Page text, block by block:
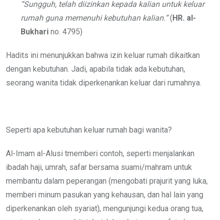
“Sungguh, telah diizinkan kepada kalian untuk keluar
rumah guna memenuhi kebutuhan kalian.”( HR. al-
Bukhari no. 4795)
Hadits ini menunjukkan bahwa izin keluar rumah dikaitkan
dengan kebutuhan. Jadi, apabila tidak ada kebutuhan,
seorang wanita tidak diperkenankan keluar dari rumahnya.
Seperti apa kebutuhan keluar rumah bagi wanita?
Al-Imam al-Alusi tmemberi contoh, seperti menjalankan
ibadah haji, umrah, safar bersama suami/mahram untuk
membantu dalam peperangan (mengobati prajurit yang luka,
memberi minum pasukan yang kehausan, dan hal lain yang
diperkenankan oleh syariat), mengunjungi kedua orang tua,